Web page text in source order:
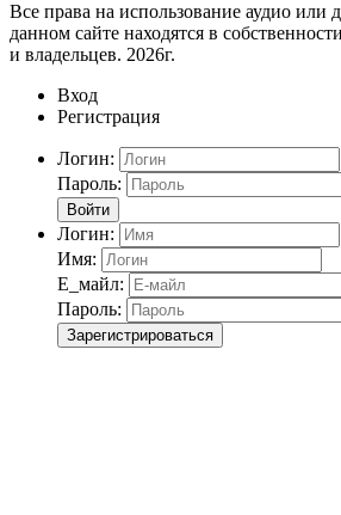
Все права на использование аудио или
данном сайте находятся в
и владельцев. 2026г.
Вход
Регистрация
Логин:
Пароль:
Войти
Логин:
Имя:
Е_майл:
Пароль:
Зарегистрироваться